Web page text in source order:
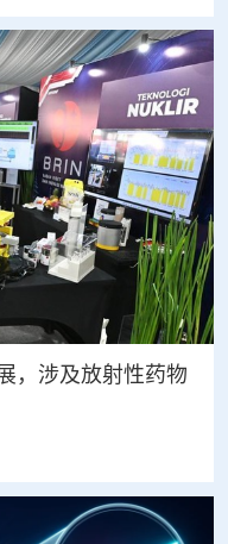
，涉及放射性药物